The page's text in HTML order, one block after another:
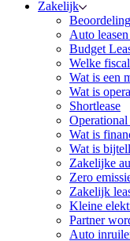
Zakelijk
Auto
Budget
Welke
Wat is een
Wat is
Shortlease
Operational
Wat is
Wat is
Zakelijke
Zero
Zakelijk
Kleine
Partner
Auto